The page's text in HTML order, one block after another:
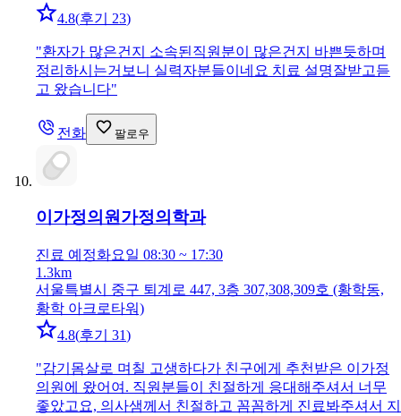
4.8(후기 23)
"환자가 많은건지 소속된직원분이 많은건지 바쁜듯하며
정리하시는거보니 실력자분들이네요 치료 설명잘받고듣
고 왔습니다"
전화 팔로우
이가정의원가정의학과
진료 예정화요일 08:30 ~ 17:30
1.3km
서울특별시 중구 퇴계로 447, 3층 307,308,309호 (황학동,
황학 아크로타워)
4.8(후기 31)
"감기몸살로 며칠 고생하다가 친구에게 추천받은 이가정
의원에 왔어여. 직원분들이 친절하게 응대해주셔서 너무
좋았고요, 의사샘께서 친절하고 꼼꼼하게 진료봐주셔서 지